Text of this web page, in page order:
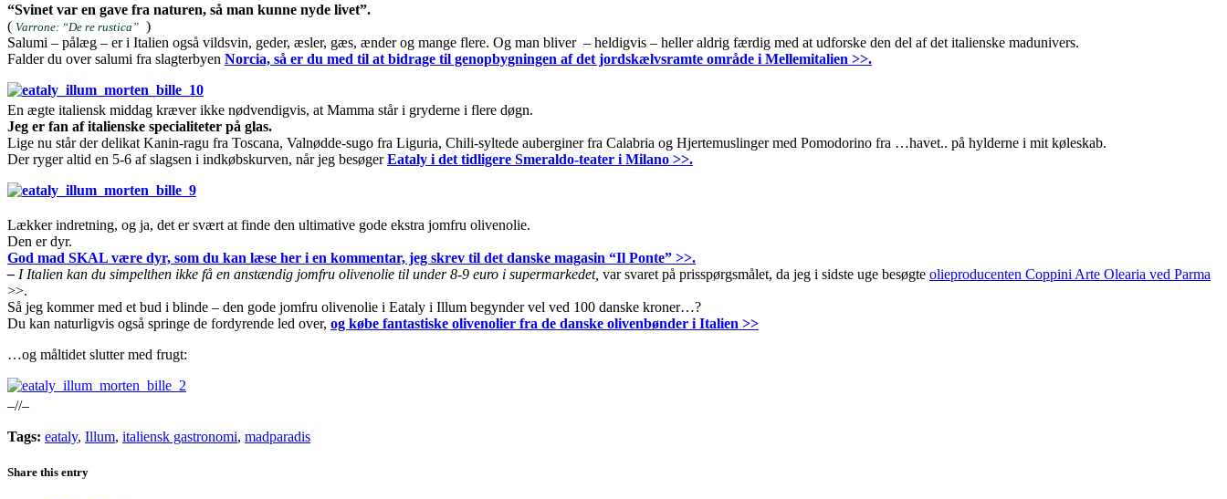
“Svinet var en gave fra naturen, så man kunne nyde livet”.
( Varrone: “De re rustica” )
Salumi – pålæg – er i Italien også vildsvin, geder, æsler, gæs, ænder og mange flere. Og man bliver – heldigvis – heller aldrig færdig med at udforske den del af det italienske madunivers.
Falder du over salumi fra slagterbyen Norcia, så er du med til at bidrage til genopbygningen af det jordskælvsramte område i Mellemitalien >>.
En ægte italiensk middag kræver ikke nødvendigvis, at Mamma står i gryderne i flere døgn.
Jeg er fan af italienske specialiteter på glas.
Lige nu står der delikat Kanin-ragu fra Toscana, Valnødde-sugo fra Liguria, Chili-syltede auberginer fra Calabria og Hjertemuslinger med Pomodorino fra …havet.. på hylderne i mit køleskab.
Der ryger altid en 5-6 af slagsen i indkøbskurven, når jeg besøgerEataly i det tidligere Smeraldo-teater i Milano >>.
Lækker indretning, og ja, det er svært at finde den ultimative gode ekstra jomfru olivenolie.
Den er dyr.
God mad SKAL være dyr, som du kan læse her i en kommentar, jeg skrev til det danske magasin “Il Ponte” >>.
– I Italien kan du simpelthen ikke få en anstændig jomfru olivenolie til under 8-9 euro i supermarkedet, var svaret på prisspørgsmålet, da jeg i sidste uge besøgte olieproducenten Coppini Arte Olearia ved Parma
>>.
Så jeg kommer med et bud i blinde – den gode jomfru olivenolie i Eataly i Illum begynder vel ved 100 danske kroner…?
Du kan naturligvis også springe de fordyrende led over, og købe fantastiske olivenolier fra de danske olivenbønder i Italien >>
…og måltidet slutter med frugt:
–//–
Tags: eataly, Illum, italiensk gastronomi, madparadis
Share this entry